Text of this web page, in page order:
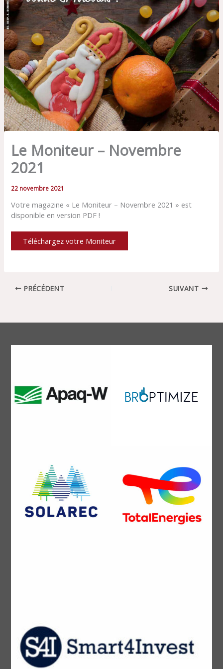
Le Moniteur – Novembre
2021
22 novembre 2021
Votre magazine « Le Moniteur – Novembre 2021 » est
disponible en version PDF !
Téléchargez votre Moniteur
PRÉCÉDENT SUIVANT